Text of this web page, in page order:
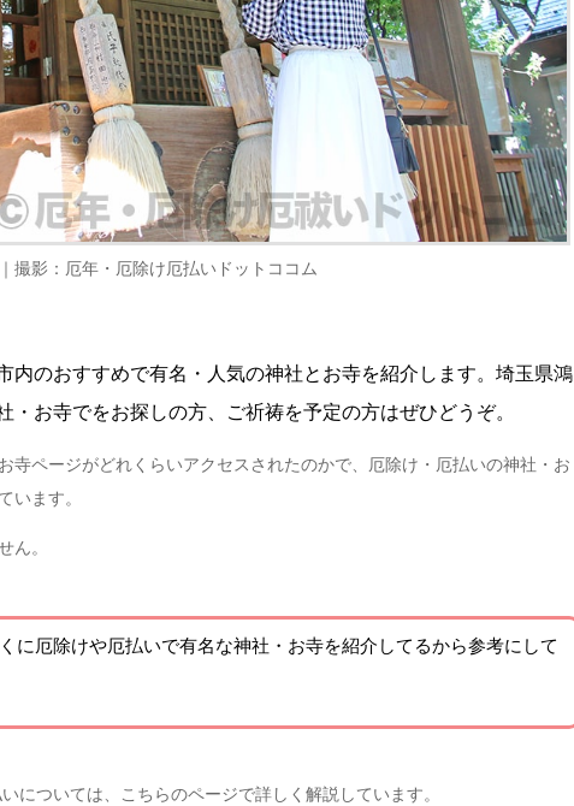
撮影：厄年・厄除け厄払いドットココム
内のおすすめで有名・人気の神社とお寺を紹介します。埼玉県鴻
・お寺でをお探しの方、ご祈祷を予定の方はぜひどうぞ。
寺ページがどれくらいアクセスされたのかで、厄除け・厄払いの神社・お
います。
ん。
に厄除けや厄払いで有名な神社・お寺を紹介 してるから参考にして
については、こちらのページで詳しく解説しています。